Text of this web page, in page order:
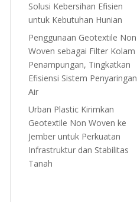
Solusi Kebersihan Efisien
untuk Kebutuhan Hunian
Penggunaan Geotextile Non
Woven sebagai Filter Kolam
Penampungan, Tingkatkan
Efisiensi Sistem Penyaringan
Air
Urban Plastic Kirimkan
Geotextile Non Woven ke
Jember untuk Perkuatan
Infrastruktur dan Stabilitas
Tanah